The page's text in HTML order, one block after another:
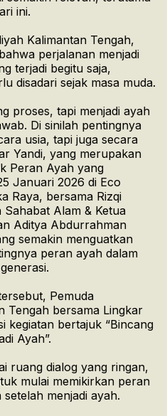
ini.
Kalimantan Tengah,
perjalanan menjadi
terjadi begitu saja,
disadari sejak masa muda.
proses, tapi menjadi ayah
Di sinilah pentingnya
usia, tapi juga secara
Yandi, yang merupakan
Peran Ayah yang
Januari 2026 di Eco
Raya, bersama Rizqi
Alam & Ketua
Aditya Abdurrahman
semakin menguatkan
peran ayah dalam
Pemuda
Tengah bersama Lingkar
kegiatan bertajuk “Bincang
Ayah”.
ruang dialog yang ringan,
mulai memikirkan peran
menjadi ayah.